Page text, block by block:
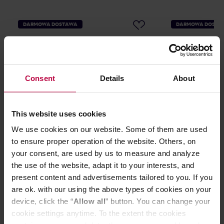
Consent Details About
This website uses cookies
We use cookies on our website. Some of them are used
to ensure proper operation of the website. Others, on
your consent, are used by us to measure and analyze
the use of the website, adapt it to your interests, and
present content and advertisements tailored to you. If you
are ok. with our using the above types of cookies on your
device, click the “Allow all” button. You can change your
cookie settings anytime. To the extent the cookies
DARMOWA DOSTAWA
Fellow Stagg Kettle - Czajnik -
Czarny Mat
429,90 zł
Najniższa cena: 309,99 zł
349,99 zł
DARMOWA
Hario Buono